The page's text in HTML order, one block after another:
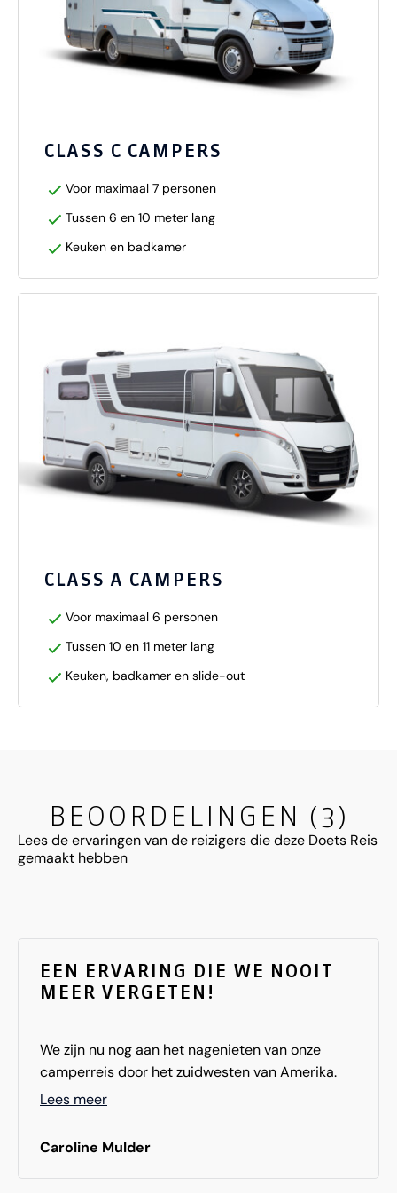
CLASS C CAMPERS
Voor maximaal 7 personen
Tussen 6 en 10 meter lang
Keuken en badkamer
CLASS A CAMPERS
Voor maximaal 6 personen
Tussen 10 en 11 meter lang
Keuken, badkamer en slide-out
BEOORDELINGEN (3)
Lees de ervaringen van de reizigers die deze Doets Reis
gemaakt hebben
EEN ERVARING DIE WE NOOIT
MEER VERGETEN!
We zijn nu nog aan het nagenieten van onze
camperreis door het zuidwesten van Amerika.
We voelden ons de koning te rijk tijdens de ritten
geboekte campings, de camper en de excursies
overtroffen. In Yosemite NP hebben we dankzij
Lees meer
Caroline Mulder